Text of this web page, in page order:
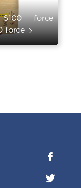
force
force